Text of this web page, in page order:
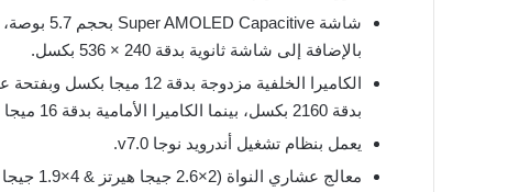
بالإضافة إلى شاشة ثانوية بدقة 240 × 536 بكسل.
بدقة 2160 بكسل، بينما الكاميرا الأمامية بدقة 16 ميجا بكسل وبفتحة عدسة f/2.0.
يعمل بنظام تشغيل أندرويد نوجا v7.0.